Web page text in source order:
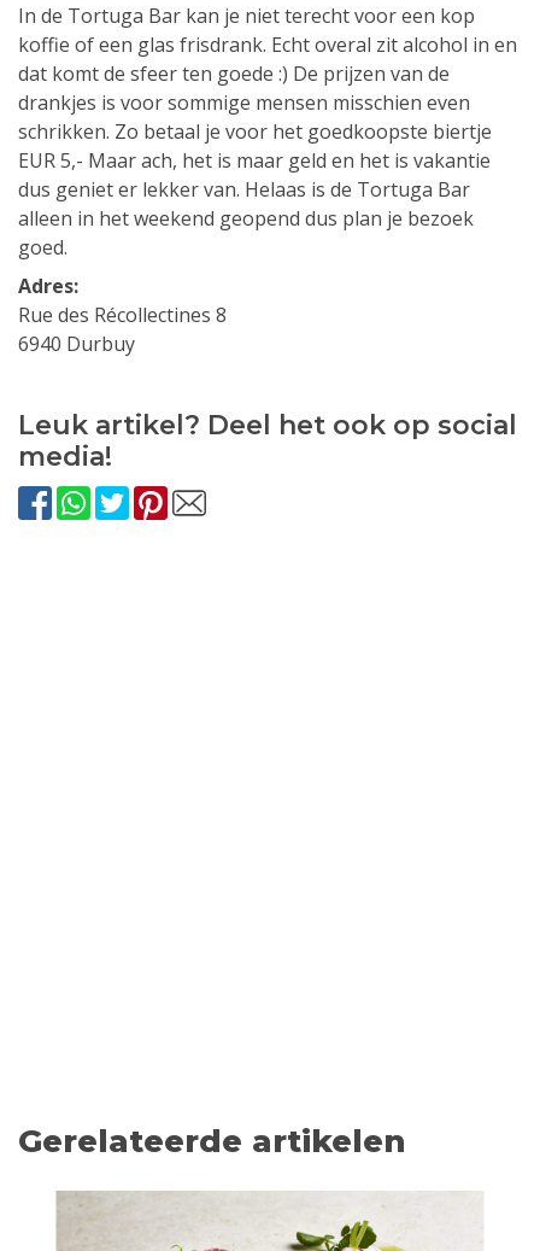
In de Tortuga Bar kan je niet terecht voor een kop
koffie of een glas frisdrank. Echt overal zit alcohol in en
dat komt de sfeer ten goede :) De prijzen van de
drankjes is voor sommige mensen misschien even
schrikken. Zo betaal je voor het goedkoopste biertje
EUR 5,- Maar ach, het is maar geld en het is vakantie
dus geniet er lekker van. Helaas is de Tortuga Bar
alleen in het weekend geopend dus plan je bezoek
goed.
Adres:
Rue des Récollectines 8
6940 Durbuy
Leuk artikel? Deel het ook op social
media!
Gerelateerde artikelen